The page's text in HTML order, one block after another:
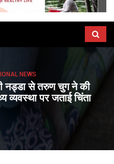
NEWS
नड्डा से तरुण चुग ने की
व्यवस्था पर जताई चिंता